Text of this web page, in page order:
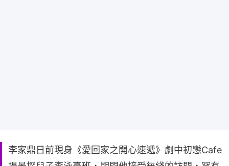
李家鼎日前現身《愛回家之開心速遞》劇中初戀Cafe